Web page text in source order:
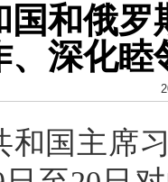
国和俄
、深化睦
和国主席